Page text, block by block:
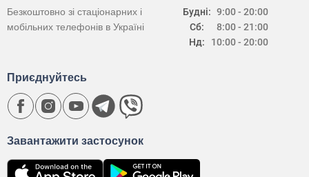
Будні:
Сб:
Нд:
9:00 - 20:00
8:00 - 21:00
10:00 - 20:00
Безкоштовно зі стаціонарних і
мобільних телефонів в Україні
Завантажити застосунок
Приєднуйтесь